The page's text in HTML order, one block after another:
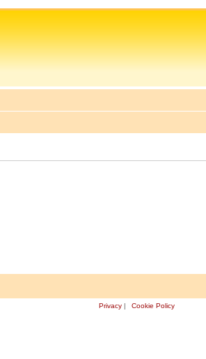
Privacy | Cookie Policy